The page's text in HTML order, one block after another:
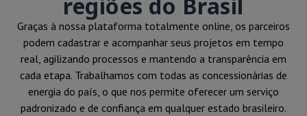
regiões do Brasil
Graças à nossa plataforma totalmente online, os parceiros
podem cadastrar e acompanhar seus projetos em tempo
real, agilizando processos e mantendo a transparência em
cada etapa. Trabalhamos com todas as concessionárias de
energia do país, o que nos permite oferecer um serviço
padronizado e de confiança em qualquer estado brasileiro.